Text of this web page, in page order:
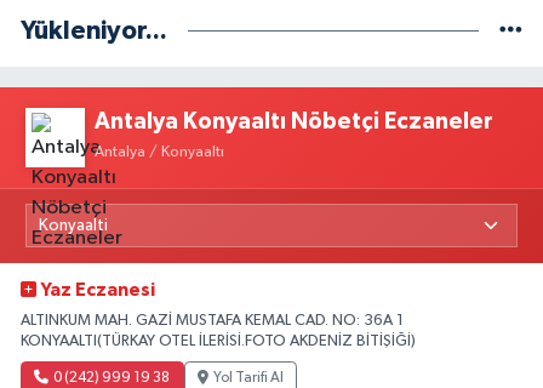
Yükleniyor...
Antalya Konyaaltı Nöbetçi Eczaneler
Antalya / Konyaaltı
Yaz Eczanesi
ALTINKUM MAH. GAZİ MUSTAFA KEMAL CAD. NO: 36A 1
KONYAALTI(TÜRKAY OTEL İLERİSİ.FOTO AKDENİZ BİTİŞİĞİ)
0 (242) 999 19 38 Yol Tarifi Al